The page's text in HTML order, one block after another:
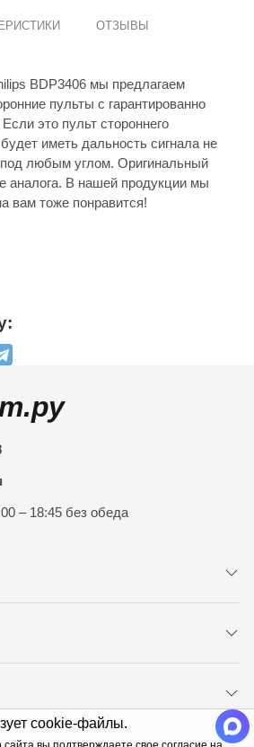
cookie-файлы.
ОТЗЫВЫ
BDP3406 мы предлагаем
пульты с гарантированно
это пульт стороннего
иметь дальность сигнала не
любым углом. Оригинальный
аналога. В нашей продукции мы
вам тоже понравится!
– 18:45 без обеда